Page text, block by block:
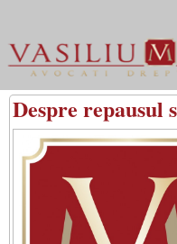
Despre repausul